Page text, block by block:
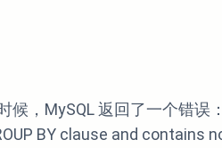
候，MySQL 返回了一个错误
BY clause and contains